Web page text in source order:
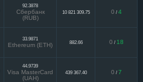
92.3878
Сбербанк
(RUB)
10 821 309.75 0 / 4
33.9871
Ethereum (ETH) 882.66 0 / 18
44.9739
Visa MasterCard
(UAH)
439 367.40 0 / 7